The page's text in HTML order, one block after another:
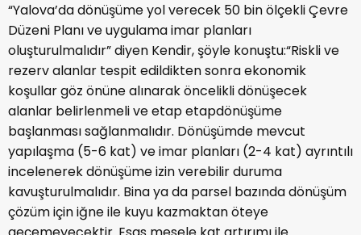
“Yalova’da dönüşüme yol verecek 50 bin ölçekli Çevre
Düzeni Planı ve uygulamaimar planları
oluşturulmalıdır” diyen Kendir, şöyle konuştu:“Riskli ve
rezerv alanlar tespit edildiktensonraekonomik
koşullar göz önüne alınarak öncelikli dönüşecek
alanlar belirlenmeli veetapetapdönüşüme
başlanması sağlanmalıdır. Dönüşümde mevcut
yapılaşma (5-6 kat) ve imar planları (2-4 kat) ayrıntılı
incelenerek dönüşüme izin verebilir duruma
kavuşturulmalıdır. Bina yada parsel bazında dönüşüm
çözüm için iğne ile kuyu kazmaktan öteye